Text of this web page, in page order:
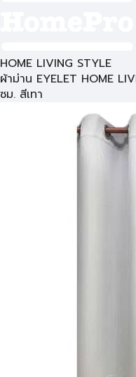
HOME LIVING STYLE
ผ้าม่าน EYELET HOME
ซม. สีเทา